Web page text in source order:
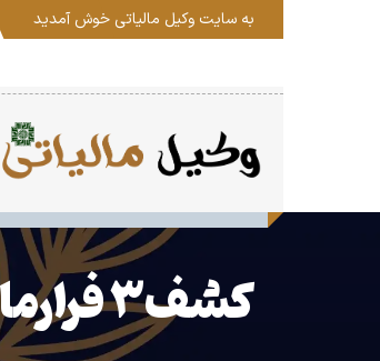
به سایت وکیل مالیاتی خوش آمدید
کشف۳ فرارمالیاتی دریک استان؛۹میلیاردتومان مالیات در حال وصول